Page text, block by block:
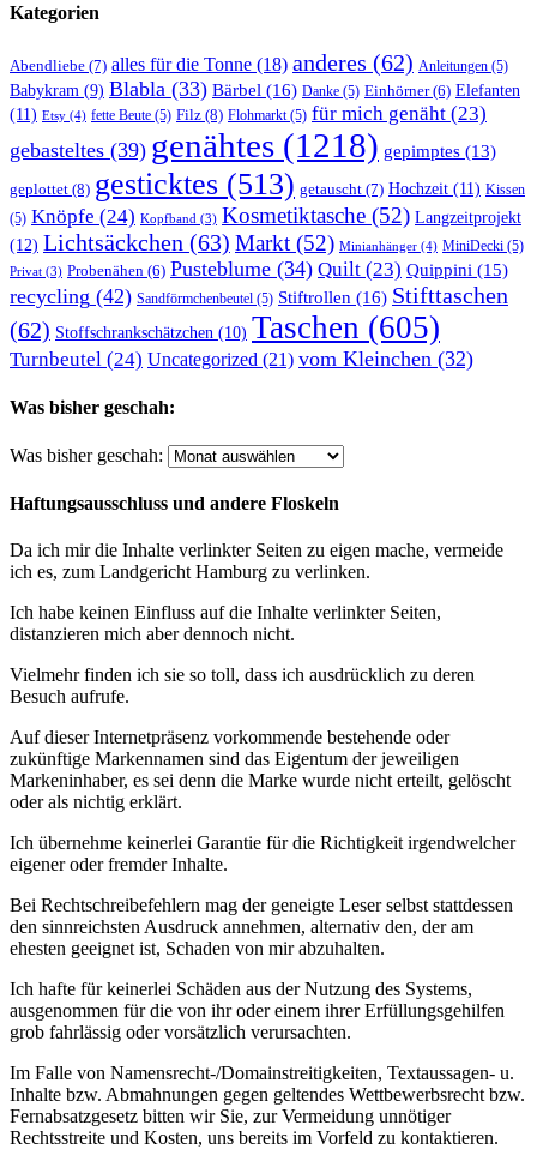
Kategorien
Abendliebe (7) alles für die Tonne (18) anderes (62) Anleitungen (5)
Babykram (9) Blabla (33) Bärbel (16) Danke (5) Einhörner(6) Elefanten
(11) Etsy (4) fette Beute (5) Filz (8) Flohmarkt(5) für mich genäht (23)
gebasteltes (39) genähtes (1218) gepimptes (13)
geplottet (8) gesticktes (513) getauscht (7) Hochzeit (11) Kissen
(5) Knöpfe (24) Kopfband (3) Kosmetiktasche (52) Langzeitprojekt
(12) Lichtsäckchen (63) Markt (52) Minianhänger (4) MiniDecki (5)
Privat (3) Probenähen (6) Pusteblume (34) Quilt (23) Quippini (15)
recycling (42) Sandförmchenbeutel (5) Stiftrollen (16) Stifttaschen
(62) Stoffschrankschätzchen (10) Taschen (605)
Turnbeutel (24) Uncategorized (21) vom Kleinchen (32)
Was bisher geschah:
Was bisher geschah:
Haftungsausschluss und andere Floskeln
Da ich mir die Inhalte verlinkter Seiten zu eigen mache, vermeide
ich es, zum Landgericht Hamburg zu verlinken.
Ich habe keinen Einfluss auf die Inhalte verlinkter Seiten,
distanzieren mich aber dennoch nicht.
Vielmehr finden ich sie so toll, dass ich ausdrücklich zu deren
Besuch aufrufe.
Auf dieser Internetpräsenz vorkommende bestehende oder
zukünftige Markennamen sind das Eigentum der jeweiligen
Markeninhaber, es sei denn die Marke wurde nicht erteilt, gelöscht
oder als nichtig erklärt.
Ich übernehme keinerlei Garantie für die Richtigkeit irgendwelcher
eigener oder fremder Inhalte.
Bei Rechtschreibefehlern mag der geneigte Leser selbst stattdessen
den sinnreichsten Ausdruck annehmen, alternativ den, der am
ehesten geeignet ist, Schaden von mir abzuhalten.
Ich hafte für keinerlei Schäden aus der Nutzung des Systems,
ausgenommen für die von ihr oder einem ihrer Erfüllungsgehilfen
grob fahrlässig oder vorsätzlich verursachten.
Im Falle von Namensrecht-/Domainstreitigkeiten, Textaussagen- u.
Inhalte bzw. Abmahnungen gegen geltendes Wettbewerbsrecht bzw.
Fernabsatzgesetz bitten wir Sie, zur Vermeidung unnötiger
Rechtsstreite und Kosten, uns bereits im Vorfeld zu kontaktieren.